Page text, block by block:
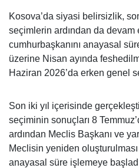
Kosova’da siyasi belirsizlik,
seçimlerin ardından da devam
cumhurbaşkanını anayasal
üzerine Nisan ayında
Haziran 2026’da erken genel
Son iki yıl içerisinde
seçiminin sonuçları 8
ardından Meclis Başkanı ve
Meclisin yeniden
anayasal süre işlemeye